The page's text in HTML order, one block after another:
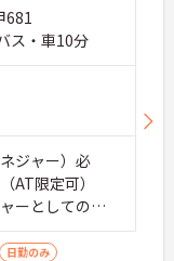
681
ス・車10分
ジャー）必
AT限定可）
ーとしての実
日勤のみ